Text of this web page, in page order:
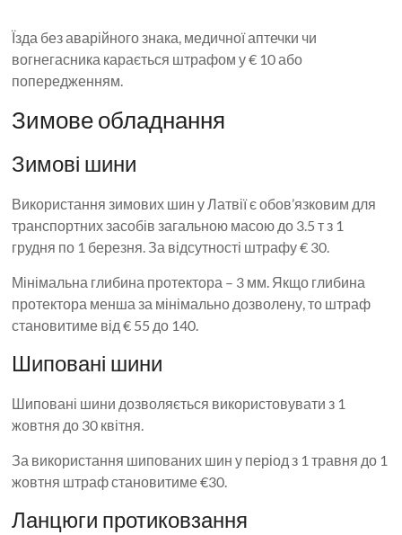
Їзда без аварійного знака, медичної аптечки чи
вогнегасника карається штрафом у € 10 або
попередженням.
Зимове обладнання
Зимові шини
Використання зимових шин у Латвії є обов’язковим для
транспортних засобів загальною масою до 3.5 т з 1
грудня по 1 березня. За відсутності штрафу € 30.
Мінімальна глибина протектора – 3 мм. Якщо глибина
протектора менша за мінімально дозволену, то штраф
становитиме від € 55 до 140.
Шиповані шини
Шиповані шини дозволяється використовувати з 1
жовтня до 30 квітня.
За використання шипованих шин у період з 1 травня до 1
жовтня штраф становитиме €30.
Ланцюги протиковзання